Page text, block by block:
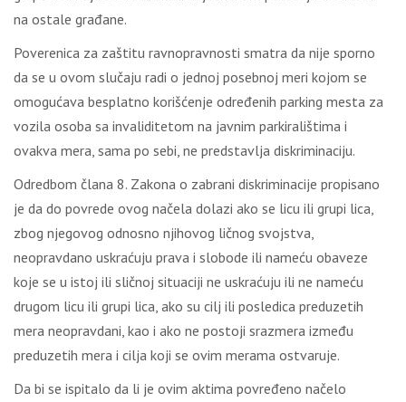
na ostale građane.
Poverenica za zaštitu ravnopravnosti smatra da nije sporno
da se u ovom slučaju radi o jednoj posebnoj meri kojom se
omogućava besplatno korišćenje određenih parking mesta za
vozila osoba sa invaliditetom na javnim parkiralištima i
ovakva mera, sama po sebi, ne predstavlja diskriminaciju.
Odredbom člana 8. Zakona o zabrani diskriminacije propisano
je da do povrede ovog načela dolazi ako se licu ili grupi lica,
zbog njegovog odnosno njihovog ličnog svojstva,
neopravdano uskraćuju prava i slobode ili nameću obaveze
koje se u istoj ili sličnoj situaciji ne uskraćuju ili ne nameću
drugom licu ili grupi lica, ako su cilj ili posledica preduzetih
mera neopravdani, kao i ako ne postoji srazmera između
preduzetih mera i cilja koji se ovim merama ostvaruje.
Da bi se ispitalo da li je ovim aktima povređeno načelo